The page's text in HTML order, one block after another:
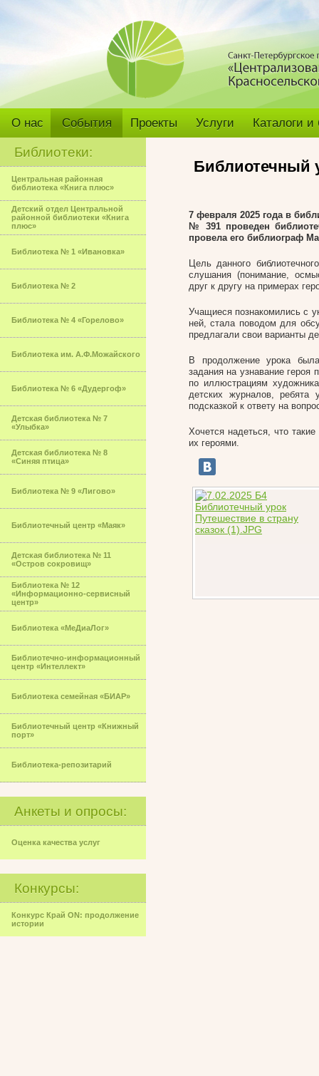
О нас События Проекты Услуги Каталоги
Библиотеки:
Центральная районная
библиотека «Книга плюс»
Детский отдел Центральной
районной библиотеки «Книга
плюс»
Библиотека № 1 «Ивановка»
Библиотека № 2
Библиотека № 4 «Горелово»
Библиотека им. А.Ф.Можайского
Библиотека № 6 «Дудергоф»
Детская библиотека № 7
«Улыбка»
Детская библиотека № 8
«Синяя птица»
Библиотека № 9 «Лигово»
Библиотечный центр «Маяк»
Детская библиотека № 11
«Остров сокровищ»
Библиотека № 12
«Информационно-сервисный
центр»
Библиотека «МеДиаЛог»
Библиотечно-информационный
центр «Интеллект»
Библиотека семейная «БИАР»
Библиотечный центр «Книжный
порт»
Библиотека-репозитарий
Анкеты и опросы:
Оценка качества услуг
Конкурсы:
Конкурс Край ON: продолжение
истории
Библиотечный
7 февраля 2025 года в
№ 391 проведен
провела его библиограф
Цель данного
слушания (понимание,
друг к другу на примерах
Учащиеся познакомились с
ней, стала поводом для
предлагали свои варианты
В продолжение урока
задания на узнавание героя
по иллюстрациям
детских журналов, ребята
подсказкой к ответу на
Хочется надеться, что
их героями.